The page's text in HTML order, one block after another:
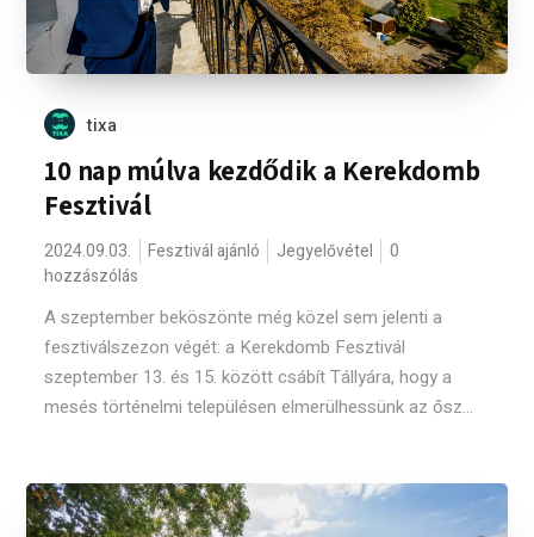
tixa
10 nap múlva kezdődik a Kerekdomb
Fesztivál
2024.09.03. Fesztivál ajánló Jegyelővétel
0
hozzászólás
A szeptember beköszönte még közel sem jelenti a
fesztiválszezon végét: a Kerekdomb Fesztivál
szeptember 13. és 15. között csábít Tállyára, hogy a
mesés történelmi településen elmerülhessünk az ősz...